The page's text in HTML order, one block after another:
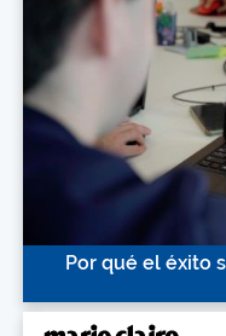
Por qué el éxito